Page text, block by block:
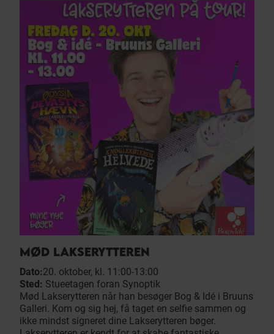
MØD LAKSERYTTEREN
Dato:20. oktober, kl. 11:00-13:00
Sted: Stueetagen foran Synoptik
Mød Lakserytteren når han besøger Bog & Idé i Bruuns
Galleri. Kom og sig hej, få taget en selfie sammen og
ikke mindst signeret dine Lakserytteren bøger.